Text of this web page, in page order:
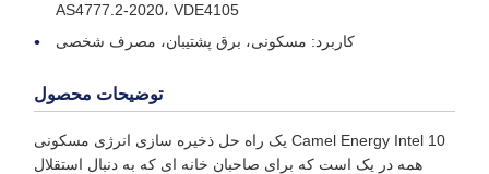
AS4777.2‐2020، VDE4105
کاربرد: مسکونی، برق پشتیبان، مصرف شخصی
توضیحات محصول
Camel Energy Intel 10 یک راه حل ذخیره سازی انرژی مسکونی
همه در یک است که برای صاحبان خانه ای که به دنبال استقلال